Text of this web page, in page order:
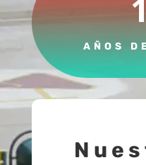
AÑOS